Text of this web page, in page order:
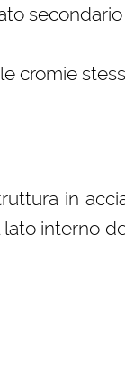
secondario
cromie
in
lato interno